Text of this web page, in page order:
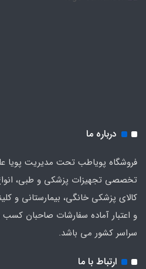
درباره ما
فروشگاه پویاطب تحت مدیریت پویا
تخصصی تجهیزات پزشکی و طبی،
و اعتبار آماده سفارشات صاحبان کسب
سراسر کشور می باشد.
ارتباط با ما